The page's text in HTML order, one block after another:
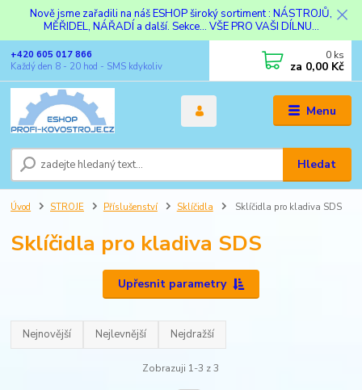
Nově jsme zařadili na náš ESHOP široký sortiment : NÁSTROJŮ,
MĚŘIDEL, NÁŘADÍ a další. Sekce... VŠE PRO VAŠI DÍLNU...
Menu
Hledat
+420 605 017 866
Každý den 8 - 20 hod - SMS kdykoliv
0 ks
za 0,00 Kč
Úvod STROJE Příslušenství Sklíčidla Sklíčidla pro kladiva SDS
Sklíčidla pro kladiva SDS
Upřesnit parametry
Nejnovější Nejlevnější Nejdražší
Zobrazuji 1-3 z 3